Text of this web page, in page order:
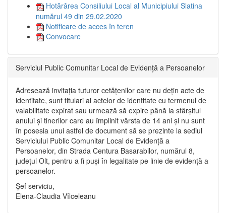
Hotărârea Consiliului Local al Municipiului Slatina
numărul 49 din 29.02.2020
Notificare de acces în teren
Convocare
Serviciul Public Comunitar Local de Evidență a Persoanelor
Adresează invitația tuturor cetățenilor care nu dețin acte de
identitate, sunt titulari ai actelor de identitate cu termenul de
valabilitate expirat sau urmează să expire până la sfârșitul
anului și tinerilor care au împlinit vârsta de 14 ani și nu sunt
în posesia unui astfel de document să se prezinte la sediul
Serviciului Public Comunitar Local de Evidență a
Persoanelor, din Strada Centura Basarabilor, numărul 8,
județul Olt, pentru a fi puși în legalitate pe linie de evidență a
persoanelor.
Șef serviciu,
Elena-Claudia Vîlceleanu